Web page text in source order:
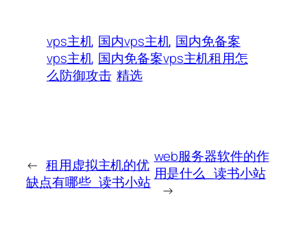
vps主机 国内vps主机 国内免备案
vps主机 国内免备案vps主机租用怎
么防御攻击 精选
← 租用虚拟主机的优
缺点有哪些_读书小站
web服务器软件的作
用是什么_读书小站
→